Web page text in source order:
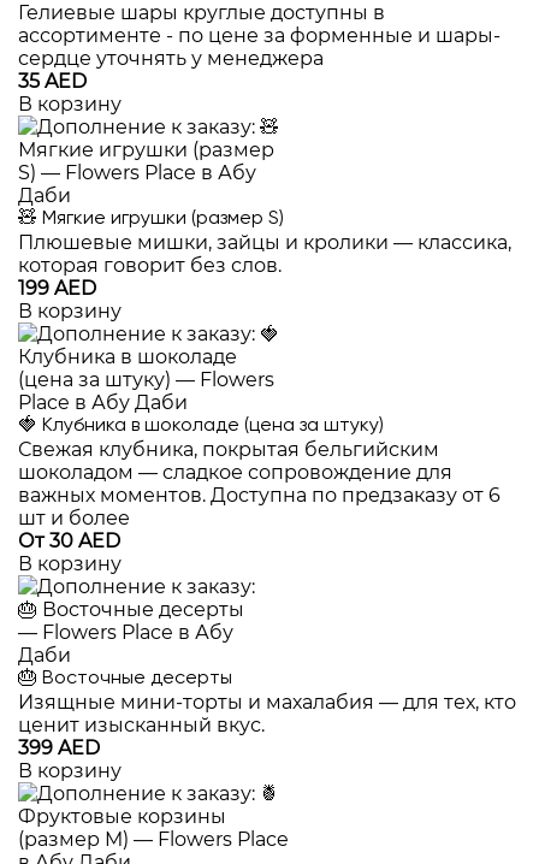
Гелиевые шары круглые доступны в
ассортименте - по цене за форменные и шары-
сердце уточнять у менеджера
35 AED
В корзину
🧸 Мягкие игрушки (размер S)
Плюшевые мишки, зайцы и кролики — классика,
которая говорит без слов.
199 AED
В корзину
🍓 Клубника в шоколаде (цена за штуку)
Свежая клубника, покрытая бельгийским
шоколадом — сладкое сопровождение для
важных моментов. Доступна по предзаказу от 6
шт и более
От 30 AED
В корзину
🎂 Восточные десерты
Изящные мини-торты и махалабия — для тех, кто
ценит изысканный вкус.
399 AED
В корзину